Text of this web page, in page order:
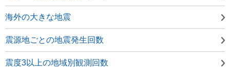
海外の大きな地震
震源地ごとの地震発生回数
震度3以上の地域別観測回数